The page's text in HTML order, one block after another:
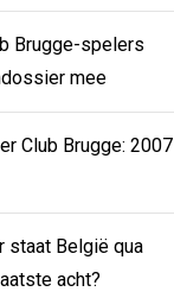
Brugge-spelers
mee
Club Brugge: 2007
staat België qua
acht?